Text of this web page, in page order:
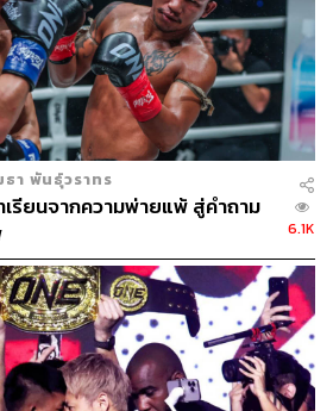
ธา พันธุ์วราทร
เรียนจากความพ่ายแพ้ สู่คำถาม
6.1K